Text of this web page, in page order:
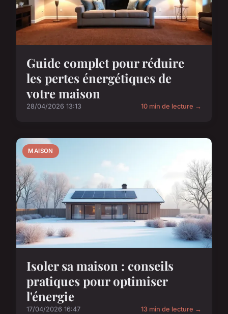
Guide complet pour réduire
les pertes énergétiques de
votre maison
28/04/2026 13:13 10 min de lecture →
MAISON
Isoler sa maison : conseils
pratiques pour optimiser
l'énergie
17/04/2026 16:47 13 min de lecture →